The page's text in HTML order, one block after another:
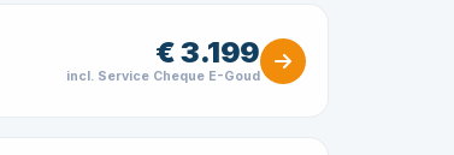
€ 3.199
incl. Service Cheque E-Goud